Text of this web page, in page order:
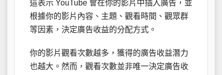
這表示 YouTube 會在你的影片中插入廣告，並
根據你的影片內容、主題、觀看時間、觀眾群
等因素，決定廣告收益的分配方式。
你的影片觀看次數越多，獲得的廣告收益潛力
也越大。然而，觀看次數並非唯一決定廣告收